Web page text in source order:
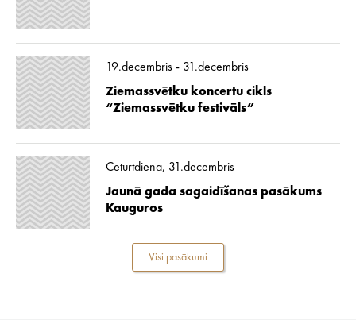
19.decembris - 31.decembris
Ziemassvētku koncertu cikls
“Ziemassvētku festivāls”
Ceturtdiena, 31.decembris
Jaunā gada sagaidīšanas pasākums
Kauguros
Visi pasākumi